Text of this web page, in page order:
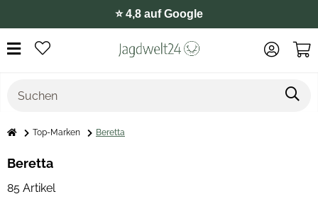
⭐️ 4,8 auf Google
Top-Marken Beretta
Beretta
85 Artikel